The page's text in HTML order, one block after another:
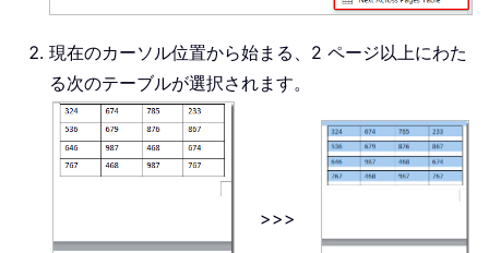
現在のカーソル位置から始まる、2 ページ以上にわた
る次のテーブルが選択されます。
>>>